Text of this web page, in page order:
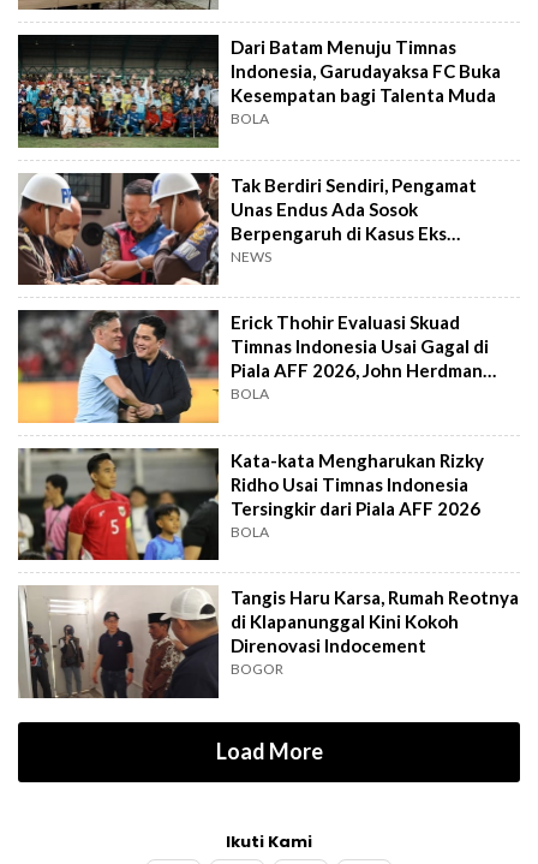
Dari Batam Menuju Timnas
Indonesia, Garudayaksa FC Buka
Kesempatan bagi Talenta Muda
BOLA
Tak Berdiri Sendiri, Pengamat
Unas Endus Ada Sosok
Berpengaruh di Kasus Eks
Jampidsus
NEWS
Erick Thohir Evaluasi Skuad
Timnas Indonesia Usai Gagal di
Piala AFF 2026, John Herdman
Out?
BOLA
Kata-kata Mengharukan Rizky
Ridho Usai Timnas Indonesia
Tersingkir dari Piala AFF 2026
BOLA
Tangis Haru Karsa, Rumah Reotnya
di Klapanunggal Kini Kokoh
Direnovasi Indocement
BOGOR
Load More
Ikuti Kami